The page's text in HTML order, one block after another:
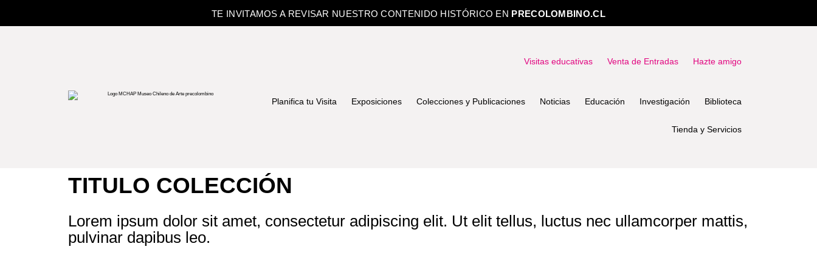
TE INVITAMOS A REVISAR NUESTRO CONTENIDO HISTÓRICO EN PRECOLOMBINO.CL
Visitas educativas Venta de Entradas Hazte amigo
Planifica tu Visita Exposiciones Colecciones y Publicaciones Noticias Educación Investigación Biblioteca
Tienda y Servicios
TITULO COLECCIÓN
Lorem ipsum dolor sit amet, consectetur adipiscing elit. Ut elit tellus, luctus nec ullamcorper mattis,
pulvinar dapibus leo.